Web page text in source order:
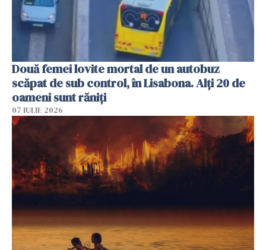
Două femei lovite mortal de un autobuz
scăpat de sub control, în Lisabona. Alți 20 de
oameni sunt răniți
07 IULIE 2026